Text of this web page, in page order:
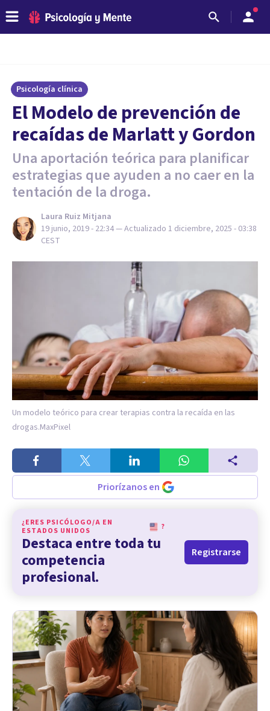
Psicología clínica
El Modelo de prevención de
recaídas de Marlatt y Gordon
Una aportación teórica para planificar
estrategias que ayuden a no caer en la
tentación de la droga.
Laura Ruiz Mitjana
19 junio, 2019 - 22:34— Actualizado 1 diciembre, 2025 - 03:38
CEST
Un modelo teórico para crear terapias contra la recaída en las
drogas.MaxPixel
Priorízanos en
¿ERES PSICÓLOGO/A EN
ESTADOS UNIDOS
?
Destaca entre toda tu
competencia
profesional.
Registrarse